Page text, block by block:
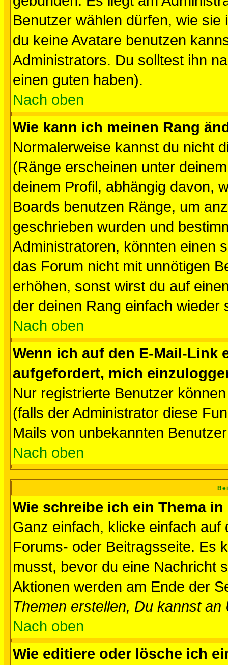
Benutzer wählen dürfen, wie
du keine Avatare benutzen
Administrators. Du solltest ihn
einen guten haben).
Nach oben
Wie kann ich meinen Rang
Normalerweise kannst du nicht
(Ränge erscheinen unter
deinem Profil, abhängig davon,
Boards benutzen Ränge, um
geschrieben wurden und
Administratoren, könnten einen
das Forum nicht mit unnötigen
erhöhen, sonst wirst du auf
der deinen Rang einfach wieder
Nach oben
Wenn ich auf den E-Mail-Link
aufgefordert, mich
Nur registrierte Benutzer
(falls der Administrator diese
Mails von unbekannten
Nach oben
Wie schreibe ich ein Thema
Ganz einfach, klicke einfach
Forums- oder Beitragsseite. Es
musst, bevor du eine Nachricht
Aktionen werden am Ende der
Themen erstellen, Du kannst
Nach oben
Wie editiere oder lösche ich